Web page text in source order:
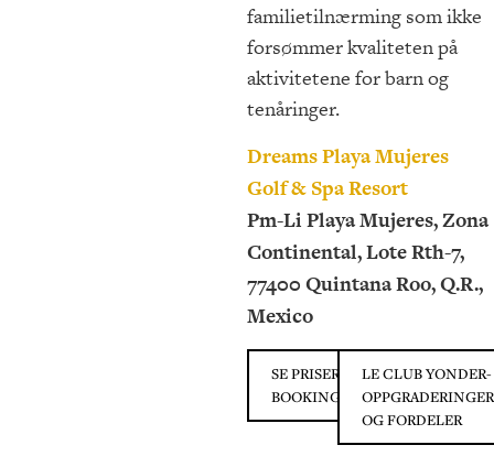
familietilnærming som ikke
forsømmer kvaliteten på
aktivitetene for barn og
tenåringer.
Dreams Playa Mujeres
Golf & Spa Resort
Pm-Li Playa Mujeres, Zona
Continental, Lote Rth-7,
77400 Quintana Roo, Q.R.,
Mexico
SE PRISER PÅ
BOOKING.COM
LE CLUB YONDER-
OPPGRADERINGER
OG FORDELER